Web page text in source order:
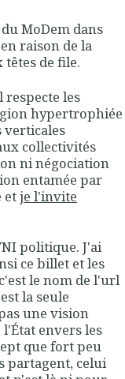
MoDem dans
raison de la
de file.
les
hypertrophiée
verticales
collectivités
ni négociation
entamée par
etje l'invite
politique. J'ai
ce billet et les
le nom de l'url
la seule
une vision
envers les
que fort peu
partagent, celui